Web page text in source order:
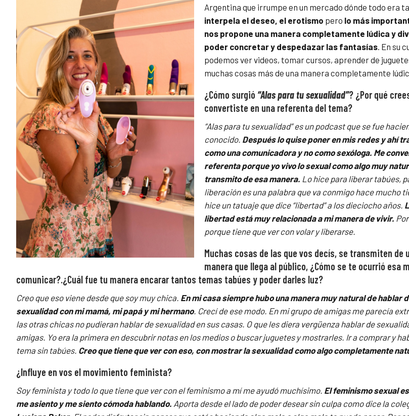
Argentina que irrumpe en un mercado dónde todo era
interpela el deseo, el erotismo pero lo más
nos propone una manera completamente lúdica y
poder concretar y despedazar las fantasías. En su
podemos ver videos, tomar cursos, aprender de
muchas cosas más de una manera completamente
¿Cómo surgió “Alas para tu sexualidad”? ¿Por qué
convertiste en una referenta del tema?
“Alas para tu sexualidad” es un podcast que se fue
conocido. Después lo quiseponer en mis redes y ahí
como una comunicadora y no como sexóloga. Me
referenta porque yo vivo lo sexual como algo muy
transmitode esa manera. Lo hice para liberar tabúes,
liberación es una palabra que va conmigo hace mucho
hice un tatuaje que dice “libertad” a los dieciocho años.
libertad está muy relacionada a mi manera de vivir.
porque tiene que vercon volar y liberarse.
Muchas cosas de las que vos decís, se transmiten de
manera que llega al público, ¿Cómo se te ocurrió esa
comunicar?.¿Cuál fue tu manera encarar tantos temas tabúes y poder darles luz?
Creo que eso viene desde que soy muy chica. En mi casa siempre hubo una manera muy natural de hablar
sexualidad con mi mamá, mi papá y mi hermano. Crecí de ese modo. En mi grupo de amigas me parecía
las otras chicas no pudieran hablar de sexualidad en sus casas. O que les diera vergüenza hablar de
amigas. Yo era la primera en descubrir notas en los medios o buscar juguetes y mostrarles. Ir a comprar y
tema sin tabúes. Creo que tiene que ver con eso, con mostrar la sexualidad como algo completamente
¿Influye en vos el movimiento feminista?
Soy feminista y todo lo que tiene que ver con el feminismo a mí me ayudó muchísimo. El feminismo sexual
me asiento y me siento cómoda hablando. Aporta desde el lado de poder desear sin culpa como dice la